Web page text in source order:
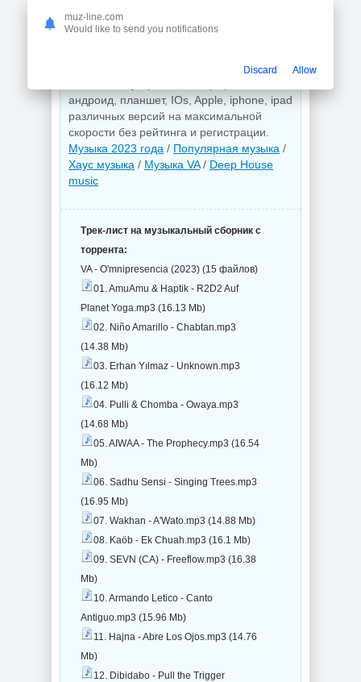
Рекомендуем также не отказаться от
.torrent альбомаRegarding Miles Davis
после загрузки торрентом бесплатно для
андроид, планшет, IOs, Apple, iphone, ipad
различных версий на максимальной
скорости без рейтинга и регистрации.
Музыка 2023 года / Популярная музыка /
Хаус музыка / Музыка VA/ Deep House
music
Трек-лист на музыкальный сборник с
торрента:
VA - O'mnipresencia (2023) (15 файлов)
01. AmuAmu & Haptik - R2D2 Auf
Planet Yoga.mp3 (16.13 Mb)
02. Niño Amarillo - Chabtan.mp3
(14.38 Mb)
03. Erhan Yılmaz - Unknown.mp3
(16.12 Mb)
04. Pulli & Chomba - Owaya.mp3
(14.68 Mb)
05. AIWAA - The Prophecy.mp3 (16.54
Mb)
06. Sadhu Sensi - Singing Trees.mp3
(16.95 Mb)
07. Wakhan - A'Wato.mp3 (14.88 Mb)
08. Kaöb - Ek Chuah.mp3 (16.1 Mb)
09. SEVN (CA) - Freeflow.mp3 (16.38
Mb)
10. Armando Letico - Canto
Antiguo.mp3 (15.96 Mb)
11. Hajna - Abre Los Ojos.mp3 (14.76
Mb)
12. Dibidabo - Pull the Trigger
muz-line.com
Would like to send you notifications
Discard Allow